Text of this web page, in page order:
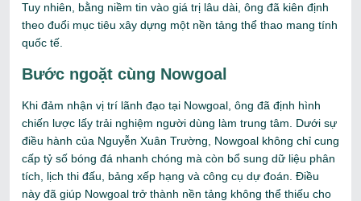
Tuy nhiên, bằng niềm tin vào giá trị lâu dài, ông đã kiên định
theo đuổi mục tiêu xây dựng một nền tảng thể thao mang tính
quốc tế.
Bước ngoặt cùng Nowgoal
Khi đảm nhận vị trí lãnh đạo tại Nowgoal, ông đã định hình
chiến lược lấy trải nghiệm người dùng làm trung tâm. Dưới sự
điều hành của Nguyễn Xuân Trường, Nowgoal không chỉ cung
cấp tỷ số bóng đá nhanh chóng mà còn bổ sung dữ liệu phân
tích, lịch thi đấu, bảng xếp hạng và công cụ dự đoán. Điều
này đã giúp Nowgoal trở thành nền tảng không thể thiếu cho